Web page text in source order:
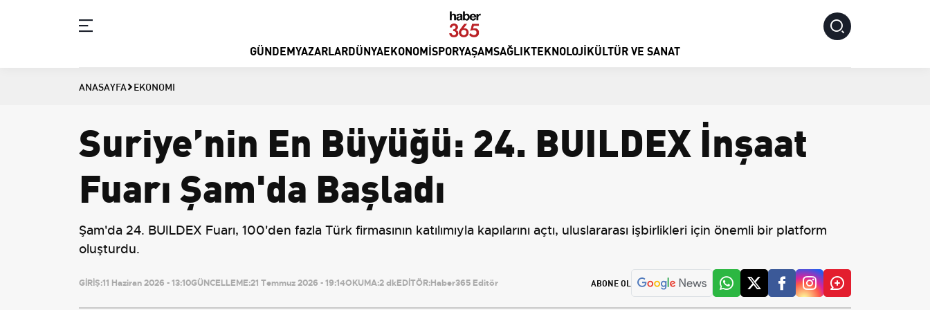
GÜNDEMYAZARLARDÜNYAEKONOMISPORYAŞAMSAĞLIKTEKNOLOJIKÜLTÜR VE SANAT
ANASAYFA EKONOMI
Suriye’nin En Büyüğü: 24. BUILDEX İnşaat
Fuarı Şam'da Başladı
Şam'da 24. BUILDEX Fuarı, 100'den fazla Türk firmasının katılımıyla kapılarını açtı, uluslararası işbirlikleri için önemli bir platform
oluşturdu.
GİRİŞ:11 Haziran 2026 - 13:10GÜNCELLEME:21 Temmuz 2026 - 19:14OKUMA:2 dkEDİTÖR:Haber365 Editör ABONE OL